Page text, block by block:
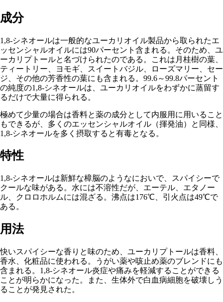
成分
1,8-シネオールは一般的なユーカリオイル製品から取られたエ
ッセンシャルオイルには90パーセント含まれる。そのため、ユ
ーカリプトールと名づけられたのである。これは月桂樹の葉、
ティートリー 、ヨモギ、スイートバジル、 ローズマリー 、セー
ジ、その他の芳香性の葉にも含まれる。99.6～99.8パーセント
の純度の1,8-シネオールは、ユーカリオイルをわずかに蒸留す
るだけで大量に得られる。
極めて少量の場合は香料と薬の成分として内服用に用いること
もできるが、多くのエッセンシャルオイル（揮発油）と同様、
1,8-シネオールを多く摂取すると有毒となる。
特性
1,8-シネオールは新鮮な樟脳のようなにおいで、スパイシーで
クールな味がある。水には不溶性だが、エーテル、エタノー
ル、クロロホルムには混ざる。沸点は176℃、引火点は49℃で
ある。
用法
快いスパイシーな香りと味のため、ユーカリプトールは香料、
香水、化粧品に使われる。うがい薬や咳止め薬のブレンドにも
含まれる。1,8-シネオール炎症や痛みを軽減することができる
ことが明らかになった。また、生体外で白血病細胞を破壊しう
ることが発見された。